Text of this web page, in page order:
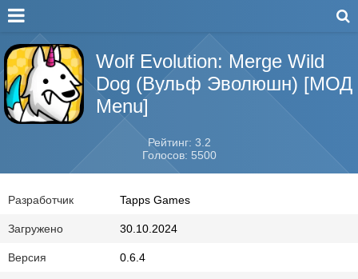
Wolf Evolution: Merge Wild
Dog (Вульф Эволюшн) [МОД
Menu]
Рейтинг: 3.2
Голосов: 5500
Разработчик Tapps Games
Загружено 30.10.2024
Версия 0.6.4